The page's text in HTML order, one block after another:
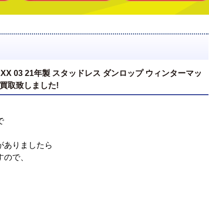
03 21年製 スタッドレス ダンロップ ウィンターマッ
取致しました!
ありましたら
で、